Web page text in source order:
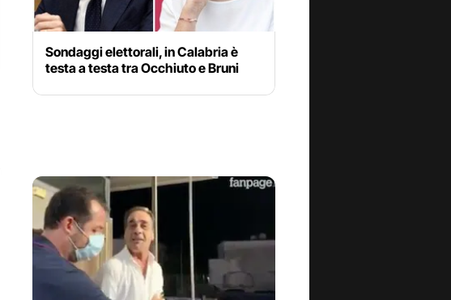
Sondaggi elettorali, in Calabria è
testa a testa tra Occhiuto e Bruni